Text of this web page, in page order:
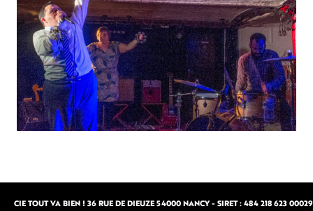
CIE TOUT VA BIEN ! 36 RUE DE DIEUZE 54000 NANCY - SIRET : 484 218 623 00029